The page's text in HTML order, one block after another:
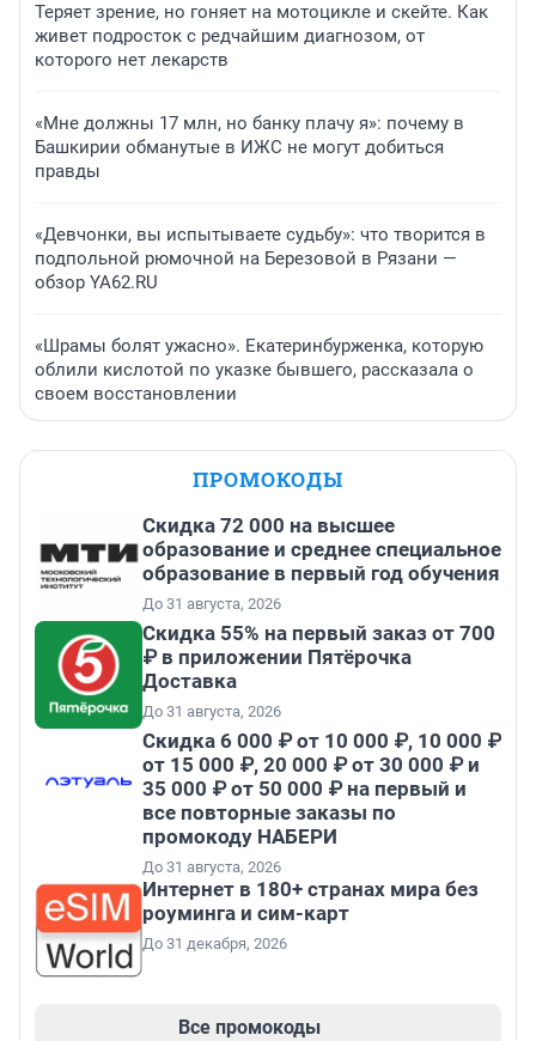
Теряет зрение, но гоняет на мотоцикле и скейте. Как
живет подросток с редчайшим диагнозом, от
которого нет лекарств
«Мне должны 17 млн, но банку плачу я»: почему в
Башкирии обманутые в ИЖС не могут добиться
правды
«Девчонки, вы испытываете судьбу»: что творится в
подпольной рюмочной на Березовой в Рязани —
обзор YA62.RU
«Шрамы болят ужасно». Екатеринбурженка, которую
облили кислотой по указке бывшего, рассказала о
своем восстановлении
ПРОМОКОДЫ
Скидка 72 000 на высшее
образование и среднее специальное
образование в первый год обучения
До 31 августа, 2026
Скидка 55% на первый заказ от 700
₽ в приложении Пятёрочка
Доставка
До 31 августа, 2026
Скидка 6 000 ₽ от 10 000 ₽, 10 000 ₽
от 15 000 ₽, 20 000 ₽ от 30 000 ₽ и
35 000 ₽ от 50 000 ₽ на первый и
все повторные заказы по
промокоду НАБЕРИ
До 31 августа, 2026
Интернет в 180+ странах мира без
роуминга и сим-карт
До 31 декабря, 2026
Все промокоды